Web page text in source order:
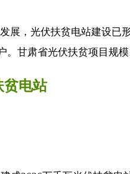
，光伏扶贫电站建设
甘肃省光伏扶贫项目规
贫电站